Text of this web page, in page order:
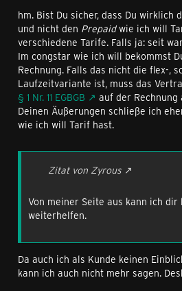
hm. Bist Du sicher, dass Du wirklich
und nicht den Prepaidwie ich will
verschiedene Tarife. Falls ja: seit
Im congstar wie ich will bekommst
Rechnung. Falls das nicht die flex-,
Laufzeitvariante ist, muss das
§ 1 Nr. 11 EGBGB
auf der Rechnung
Deinen Äußerungen schließe ich
wie ich will Tarif hast.
Zitat von Zyrous
Von meiner Seite aus kann ich
weiterhelfen.
Da auch ich als Kunde keinen
kann ich auch nicht mehr sagen.